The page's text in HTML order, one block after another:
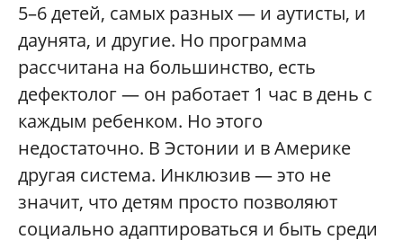
5–6 детей, самых разных — и аутисты, и
даунята, и другие. Но программа
рассчитана на большинство, есть
дефектолог — он работает 1 час в день с
каждым ребенком. Но этого
недостаточно. В Эстонии и в Америке
другая система. Инклюзив — это не
значит, что детям просто позволяют
социально адаптироваться и быть среди